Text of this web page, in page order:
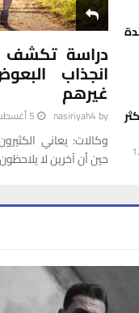
دراسة تكشف
انجذاب
غيرهم
by
nasiriyah4 5 أغسطس، 2026
وكالات: يعاني
حين أن آخرين لا